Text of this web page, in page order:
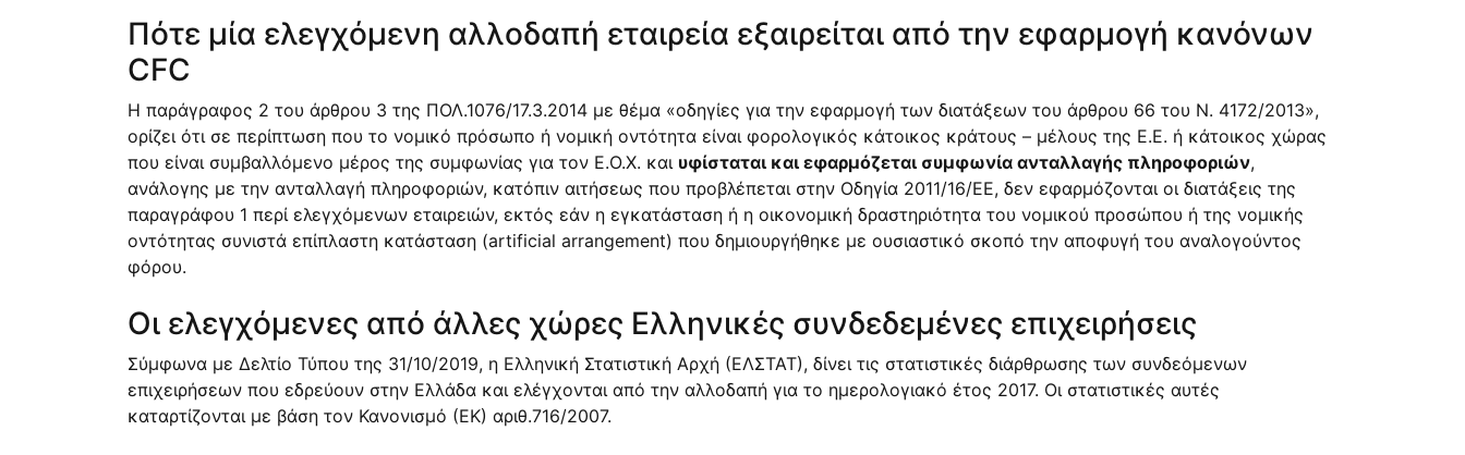
Πότε μία ελεγχόμενη αλλοδαπή εταιρεία εξαιρείται από την εφαρμογή κανόνων
CFC
Η παράγραφος 2 του άρθρου 3 της ΠΟΛ.1076/17.3.2014 με θέμα «οδηγίες για την εφαρμογή των διατάξεων του άρθρου 66 του Ν. 4172/2013»,
ορίζει ότι σε περίπτωση που το νομικό πρόσωπο ή νομική οντότητα είναι φορολογικός κάτοικος κράτους – μέλους της Ε.Ε. ή κάτοικος χώρας
που είναι συμβαλλόμενο μέρος της συμφωνίας για τον Ε.Ο.Χ. και υφίσταται και εφαρμόζεται συμφωνία ανταλλαγής πληροφοριών,
ανάλογης με την ανταλλαγή πληροφοριών, κατόπιν αιτήσεως που προβλέπεται στην Οδηγία 2011/16/ΕΕ, δεν εφαρμόζονται οι διατάξεις της
παραγράφου 1 περί ελεγχόμενων εταιρειών, εκτός εάν η εγκατάσταση ή η οικονομική δραστηριότητα του νομικού προσώπου ή της νομικής
οντότητας συνιστά επίπλαστη κατάσταση (artificial arrangement) που δημιουργήθηκε με ουσιαστικό σκοπό την αποφυγή του αναλογούντος
φόρου.
Οι ελεγχόμενες από άλλες χώρες Ελληνικές συνδεδεμένες επιχειρήσεις
Σύμφωνα με Δελτίο Τύπου της 31/10/2019, η Ελληνική Στατιστική Αρχή (ΕΛΣΤΑΤ), δίνει τις στατιστικές διάρθρωσης των συνδεόμενων
επιχειρήσεων που εδρεύουν στην Ελλάδα και ελέγχονται από την αλλοδαπή για το ημερολογιακό έτος 2017. Οι στατιστικές αυτές
καταρτίζονται με βάση τον Κανονισμό (ΕΚ) αριθ.716/2007.